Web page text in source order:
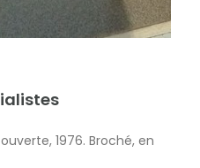
1976. Broché, en